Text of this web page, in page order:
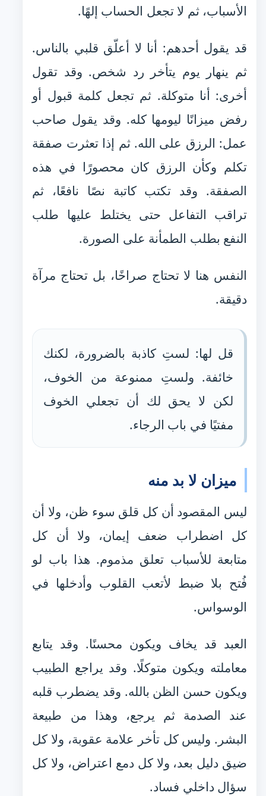
الأسباب، ثم لا تجعل الحساب إلهًا.
قد يقول أحدهم: أنا لا أعلّق قلبي بالناس.
ثم ينهار يوم يتأخر رد شخص. وقد تقول
أخرى: أنا متوكلة. ثم تجعل كلمة قبول أو
رفض ميزانًا ليومها كله. وقد يقول صاحب
عمل: الرزق على الله. ثم إذا تعثرت صفقة
تكلم وكأن الرزق كان محصورًا في هذه
الصفقة. وقد تكتب كاتبة نصًا نافعًا، ثم
تراقب التفاعل حتى يختلط عليها طلب
النفع بطلب الطمأنة على الصورة.
النفس هنا لا تحتاج صراخًا، بل تحتاج مرآة
دقيقة.
قل لها: لستِ كاذبة بالضرورة، لكنك
خائفة. ولستِ ممنوعة من الخوف،
لكن لا يحق لك أن تجعلي الخوف
مفتيًا في باب الرجاء.
ميزان لا بد منه
ليس المقصود أن كل قلق سوء ظن، ولا أن
كل اضطراب ضعف إيمان، ولا أن كل
متابعة للأسباب تعلق مذموم. هذا باب لو
فُتح بلا ضبط لأتعب القلوب وأدخلها في
الوسواس.
العبد قد يخاف ويكون محسنًا. وقد يتابع
معاملته ويكون متوكلًا. وقد يراجع الطبيب
ويكون حسن الظن بالله. وقد يضطرب قلبه
عند الصدمة ثم يرجع، وهذا من طبيعة
البشر. وليس كل تأخر علامة عقوبة، ولا كل
ضيق دليل بعد، ولا كل دمع اعتراض، ولا كل
سؤال داخلي فساد.